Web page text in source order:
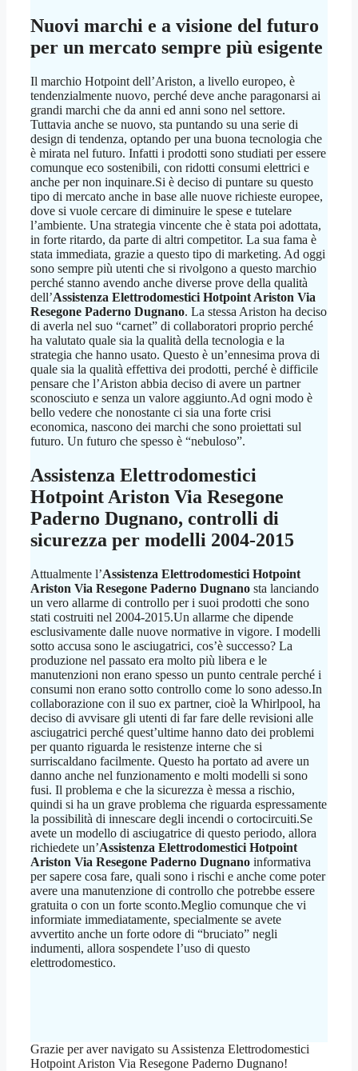
Nuovi marchi e a visione del futuro
per un mercato sempre più esigente
Il marchio Hotpoint dell’Ariston, a livello europeo, è
tendenzialmente nuovo, perché deve anche paragonarsi ai
grandi marchi che da anni ed anni sono nel settore.
Tuttavia anche se nuovo, sta puntando su una serie di
design di tendenza, optando per una buona tecnologia che
è mirata nel futuro. Infatti i prodotti sono studiati per essere
comunque eco sostenibili, con ridotti consumi elettrici e
anche per non inquinare.Si è deciso di puntare su questo
tipo di mercato anche in base alle nuove richieste europee,
dove si vuole cercare di diminuire le spese e tutelare
l’ambiente. Una strategia vincente che è stata poi adottata,
in forte ritardo, da parte di altri competitor. La sua fama è
stata immediata, grazie a questo tipo di marketing. Ad oggi
sono sempre più utenti che si rivolgono a questo marchio
perché stanno avendo anche diverse prove della qualità
dell’Assistenza Elettrodomestici Hotpoint Ariston Via
Resegone Paderno Dugnano. La stessa Ariston ha deciso
di averla nel suo “carnet” di collaboratori proprio perché
ha valutato quale sia la qualità della tecnologia e la
strategia che hanno usato. Questo è un’ennesima prova di
quale sia la qualità effettiva dei prodotti, perché è difficile
pensare che l’Ariston abbia deciso di avere un partner
sconosciuto e senza un valore aggiunto.Ad ogni modo è
bello vedere che nonostante ci sia una forte crisi
economica, nascono dei marchi che sono proiettati sul
futuro. Un futuro che spesso è “nebuloso”.
Assistenza Elettrodomestici
Hotpoint Ariston Via Resegone
Paderno Dugnano, controlli di
sicurezza per modelli 2004-2015
Attualmente l’Assistenza Elettrodomestici Hotpoint
Ariston Via Resegone Paderno Dugnano sta lanciando
un vero allarme di controllo per i suoi prodotti che sono
stati costruiti nel 2004-2015.Un allarme che dipende
esclusivamente dalle nuove normative in vigore. I modelli
sotto accusa sono le asciugatrici, cos’è successo? La
produzione nel passato era molto più libera e le
manutenzioni non erano spesso un punto centrale perché i
consumi non erano sotto controllo come lo sono adesso.In
collaborazione con il suo ex partner, cioè la Whirlpool, ha
deciso di avvisare gli utenti di far fare delle revisioni alle
asciugatrici perché quest’ultime hanno dato dei problemi
per quanto riguarda le resistenze interne che si
surriscaldano facilmente. Questo ha portato ad avere un
danno anche nel funzionamento e molti modelli si sono
fusi. Il problema e che la sicurezza è messa a rischio,
quindi si ha un grave problema che riguarda espressamente
la possibilità di innescare degli incendi o cortocircuiti.Se
avete un modello di asciugatrice di questo periodo, allora
richiedete un’Assistenza Elettrodomestici Hotpoint
Ariston Via Resegone Paderno Dugnano informativa
per sapere cosa fare, quali sono i rischi e anche come poter
avere una manutenzione di controllo che potrebbe essere
gratuita o con un forte sconto.Meglio comunque che vi
informiate immediatamente, specialmente se avete
avvertito anche un forte odore di “bruciato” negli
indumenti, allora sospendete l’uso di questo
elettrodomestico.
Grazie per aver navigato su Assistenza Elettrodomestici
Hotpoint Ariston Via Resegone Paderno Dugnano!